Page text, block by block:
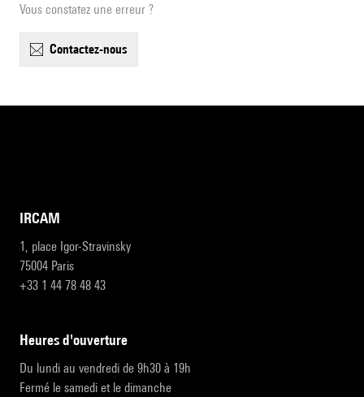
Vous constatez une erreur ?
contactez-nous
IRCAM
1, place Igor-Stravinsky
75004 Paris
+33 1 44 78 48 43
heures d'ouverture
Du lundi au vendredi de 9h30 à 19h
Fermé le samedi et le dimanche